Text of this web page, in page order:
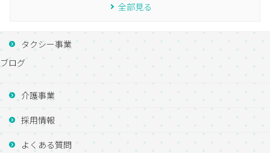
全部見る
タクシー事業
ブログ
介護事業
採用情報
よくある質問